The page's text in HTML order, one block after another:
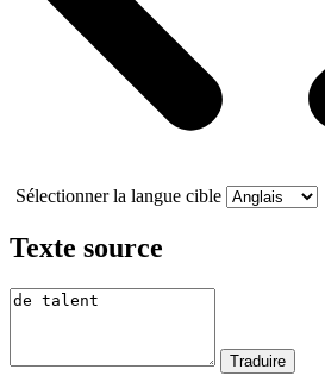
Sélectionner la langue cible
Texte source